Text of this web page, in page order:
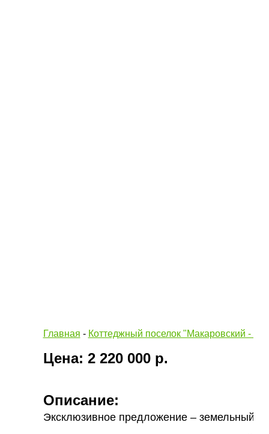
Главная - Коттеджный поселок "Макаровский - 1"
Цена: 2 220 000 р.
Описание:
Эксклюзивное предложение – земельный